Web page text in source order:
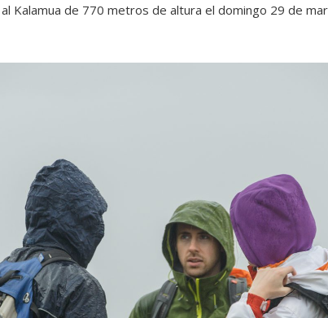
Kalamua de 770 metros de altura el domingo 29 de